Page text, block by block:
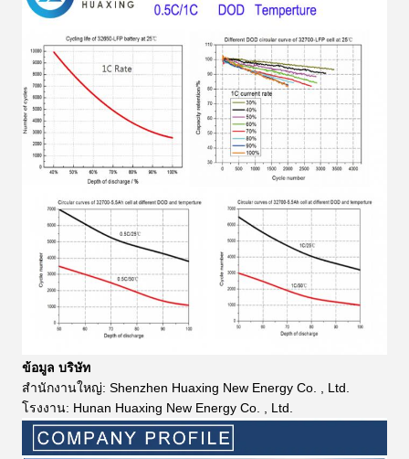
ข้อมูล บริษัท
สำนักงานใหญ่: Shenzhen Huaxing New Energy Co. , Ltd.
โรงงาน: Hunan Huaxing New Energy Co. , Ltd.